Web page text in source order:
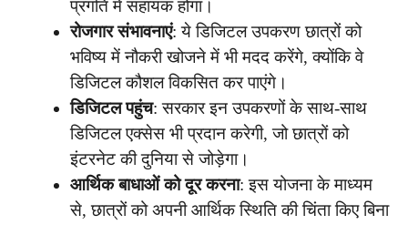
प्रगति में सहायक होगा।
रोजगार संभावनाएं: ये डिजिटल उपकरण छात्रों को
भविष्य में नौकरी खोजने में भी मदद करेंगे, क्योंकि वे
डिजिटल कौशल विकसित कर पाएंगे।
डिजिटल पहुंच: सरकार इन उपकरणों के साथ-साथ
डिजिटल एक्सेस भी प्रदान करेगी, जो छात्रों को
इंटरनेट की दुनिया से जोड़ेगा।
आर्थिक बाधाओं को दूर करना: इस योजना के माध्यम
से, छात्रों को अपनी आर्थिक स्थिति की चिंता किए बिना